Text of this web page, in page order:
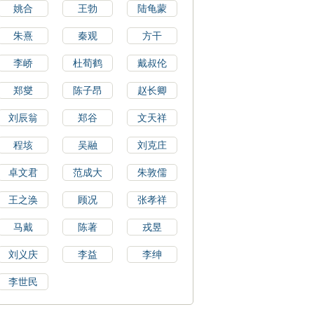
姚合 王勃 陆龟蒙
朱熹 秦观 方干
李峤 杜荀鹤 戴叔伦
郑燮 陈子昂 赵长卿
刘辰翁 郑谷 文天祥
程垓 吴融 刘克庄
卓文君 范成大 朱敦儒
王之涣 顾况 张孝祥
马戴 陈著 戎昱
刘义庆 李益 李绅
李世民